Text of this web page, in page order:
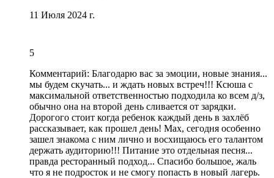
11 Июля 2024 г.
5
Комментарий: Благодарю вас за эмоции, новые знания...
мы будем скучать... и ждать новых встреч!!! Ксюша с
максимальной ответственностью подходила ко всем д/з,
обычно она на второй день сливается от зарядки.
Дорогого стоит когда ребенок каждый день в захлёб
рассказывает, как прошел день! Мах, сегодня особенно
зашел знакома с ним лично и восхищаюсь его талантом
держать аудиторию!!! Питание это отдельная песня...
правда ресторанный подход... Спасибо большое, жаль
что я не подросток и не смогу попасть в новый лагерь.